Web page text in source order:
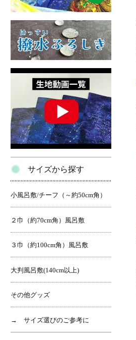
サイズから探す
小風呂敷/チーフ（～約50cm角）
２巾（約70cm角）風呂敷
３巾（約100cm角）風呂敷
大判風呂敷(140cm以上)
その他グッズ
→ サイズ選びのご参考に